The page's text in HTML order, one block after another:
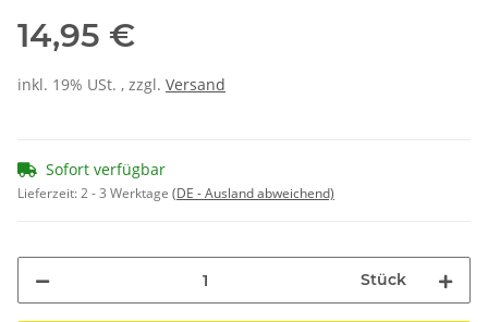
14,95 €
inkl. 19% USt. , zzgl. Versand
Sofort verfügbar
Lieferzeit:2 - 3 Werktage (DE - Ausland abweichend)
Stück